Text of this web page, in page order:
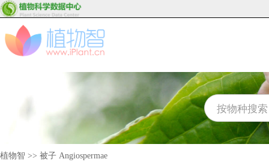
植物智 >> 被子 Angiospermae